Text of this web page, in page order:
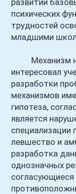
развитии
психических
трудностей
младшими
Механизм
интересовал
разработки
механизмов
гипотеза,
является
специализации
левшество и
разработка
однозначных
согласующиеся